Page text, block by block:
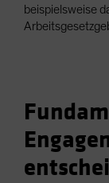
beispielsweise